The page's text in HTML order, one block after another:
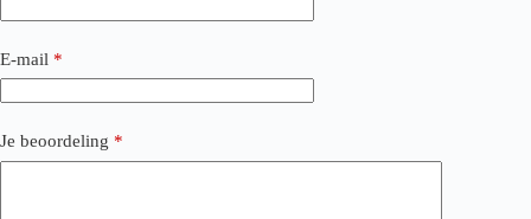
E-mail *
Je beoordeling *